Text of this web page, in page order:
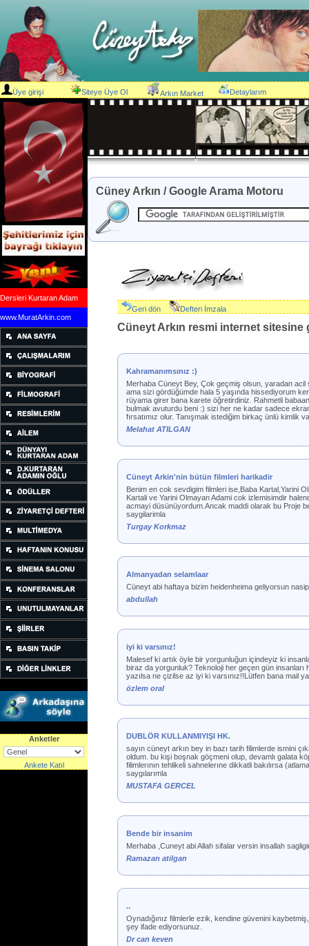
Üye girişi Siteye Üye Ol Arkın Market Detaylarım
Dersleri Kurtaran Adam
www.MuratArkin.com
Anketler
Ankete Katıl
Cüney Arkın / Google Arama Motoru
Geri dön Defteri İmzala
Cüneyt Arkın resmi internet
Kahramanımsınız :)
Merhaba Cüneyt Bey, Çok geçmiş olsun, yaradan acil
ama sizi gördüğümde hala 5 yaşında hissediyorum
rüyama girer bana karete öğretirdiniz. Rahmetli
bulmak avuturdu beni :) sizi her ne kadar sadece
fırsatımız olur. Tanışmak istediğim birkaç ünlü kimlik
Melahat ATILGAN
Cüneyt Arkin'nin bütün filmleri harikadir
Benim en cok sevdigim filmleri ise,Baba Kartal,Yarini
Kartali ve Yarini Olmayan Adami cok izlemisimdir
acmayi düsünüyordum.Ancak maddi olarak bu Proje
saygilarimla
Turgay Korkmaz
Almanyadan selamlaar
Cüneyt abi haftaya bizim heidenheima geliyorsun
abdullah
iyi ki varsınız!
Malesef ki artık öyle bir yorgunluğun içindeyiz ki
biraz da yorgunluk? Teknoloji her geçen gün insanları
yazılsa ne çizilse az iyi ki varsınız!!Lütfen bana mail
özlem oral
DUBLÖR KULLANMIYIŞI HK.
sayın cüneyt arkın bey in bazı tarih filimlerde ismini
oldum. bu kişi boşnak göçmeni olup, devamlı galata
filimlerının tehlikeli sahnelerıne dikkatli bakılırsa
saygılarımla
MUSTAFA GERCEL
Bende bir insanim
Merhaba ,Cuneyt abi Allah sifalar versin insallah
Ramazan atilgan
..
Oynadığınız filmlerle ezik, kendine güvenini
şey ifade ediyorsunuz.
Dr can keven